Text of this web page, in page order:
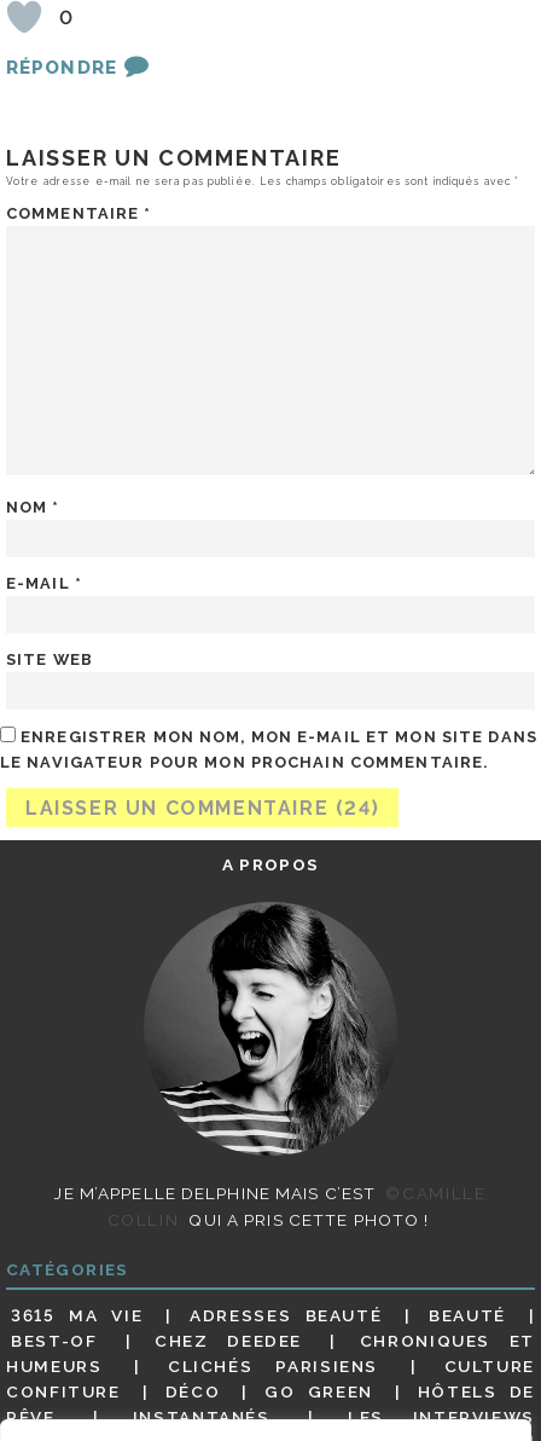
0
RÉPONDRE
LAISSER UN COMMENTAIRE
Votre adresse e-mail ne sera pas publiée. Les champs obligatoires sont indiqués avec*
COMMENTAIRE *
NOM *
E-MAIL *
SITE WEB
ENREGISTRER MON NOM, MON E-MAIL ET MON SITE DANS
LE NAVIGATEUR POUR MON PROCHAIN COMMENTAIRE.
A PROPOS
JE M’APPELLE DELPHINE MAIS C’EST
©CAMILLE
COLLIN
QUI A PRIS CETTE PHOTO !
CATÉGORIES
3615 MA VIE ADRESSES BEAUTÉ
BEAUTÉ
BEST-OF
CHEZ DEEDEE
CHRONIQUES ET
HUMEURS
CLICHÉS PARISIENS
CULTURE
CONFITURE
DÉCO GO GREEN
HÔTELS DE
RÊVE
INSTANTANÉS
LES INTERVIEWS